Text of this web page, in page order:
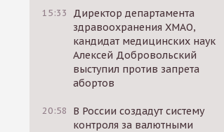
15:33
Директор департамента
здравоохранения ХМАО,
кандидат медицинских наук
Алексей Добровольский
выступил против запрета
абортов
20:58
В России создадут систему
контроля за валютными